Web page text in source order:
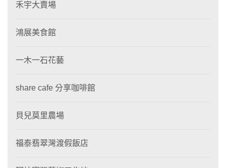
禾宇大賣場
鴻展美食館
一木一石花藝
share cafe 分享咖啡館
貝兒莫里農場
福泰翡翠灣渡假飯店